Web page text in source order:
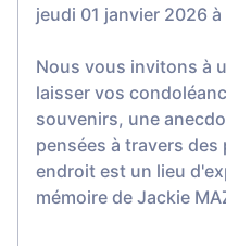
jeudi 01 janvier 2026 à
Nous vous invitons à
laisser vos
souvenirs, une
pensées à travers
endroit est un lieu
mémoire de Jackie